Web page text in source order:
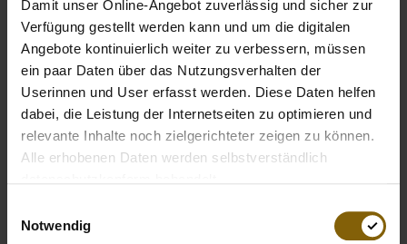
Damit unser Online-Angebot zuverlässig und sicher zur
Verfügung gestellt werden kann und um die digitalen
Angebote kontinuierlich weiter zu verbessern, müssen
ein paar Daten über das Nutzungsverhalten der
Userinnen und User erfasst werden. Diese Daten helfen
dabei, die Leistung der Internetseiten zu optimieren und
relevante Inhalte noch zielgerichteter zeigen zu können.
Alle erhobenen Daten werden selbstverständlich
Notwendig